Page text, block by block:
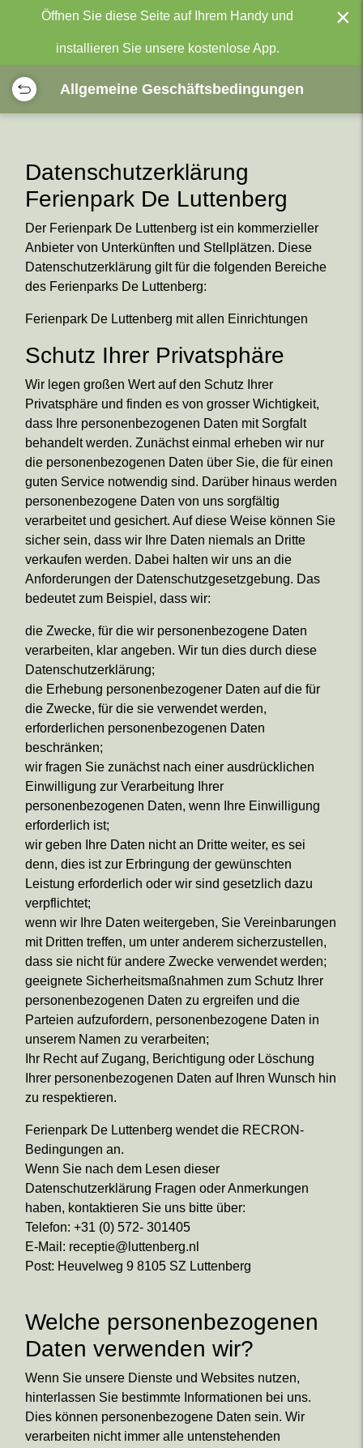
Öffnen Sie diese Seite auf Ihrem Handy und
installieren Sie unsere kostenlose App.
×
Allgemeine Geschäftsbedingungen
Datenschutzerklärung
Ferienpark De Luttenberg
Der Ferienpark De Luttenberg ist ein kommerzieller
Anbieter von Unterkünften und Stellplätzen. Diese
Datenschutzerklärung gilt für die folgenden Bereiche
des Ferienparks De Luttenberg:
Ferienpark De Luttenberg mit allen Einrichtungen
Schutz Ihrer Privatsphäre
Wir legen großen Wert auf den Schutz Ihrer
Privatsphäre und finden es von grosser Wichtigkeit,
dass Ihre personenbezogenen Daten mit Sorgfalt
behandelt werden. Zunächst einmal erheben wir nur
die personenbezogenen Daten über Sie, die für einen
guten Service notwendig sind. Darüber hinaus werden
personenbezogene Daten von uns sorgfältig
verarbeitet und gesichert. Auf diese Weise können Sie
sicher sein, dass wir Ihre Daten niemals an Dritte
verkaufen werden. Dabei halten wir uns an die
Anforderungen der Datenschutzgesetzgebung. Das
bedeutet zum Beispiel, dass wir:
die Zwecke, für die wir personenbezogene Daten
verarbeiten, klar angeben. Wir tun dies durch diese
Datenschutzerklärung;
die Erhebung personenbezogener Daten auf die für
die Zwecke, für die sie verwendet werden,
erforderlichen personenbezogenen Daten
beschränken;
wir fragen Sie zunächst nach einer ausdrücklichen
Einwilligung zur Verarbeitung Ihrer
personenbezogenen Daten, wenn Ihre Einwilligung
erforderlich ist;
wir geben Ihre Daten nicht an Dritte weiter, es sei
denn, dies ist zur Erbringung der gewünschten
Leistung erforderlich oder wir sind gesetzlich dazu
verpflichtet;
wenn wir Ihre Daten weitergeben, Sie Vereinbarungen
mit Dritten treffen, um unter anderem sicherzustellen,
dass sie nicht für andere Zwecke verwendet werden;
geeignete Sicherheitsmaßnahmen zum Schutz Ihrer
personenbezogenen Daten zu ergreifen und die
Parteien aufzufordern, personenbezogene Daten in
unserem Namen zu verarbeiten;
Ihr Recht auf Zugang, Berichtigung oder Löschung
Ihrer personenbezogenen Daten auf Ihren Wunsch hin
zu respektieren.
Ferienpark De Luttenberg wendet die RECRON-
Bedingungen an.
Wenn Sie nach dem Lesen dieser
Datenschutzerklärung Fragen oder Anmerkungen
haben, kontaktieren Sie uns bitte über:
Telefon: +31 (0) 572- 301405
E-Mail: receptie@luttenberg.nl
Post: Heuvelweg 9 8105 SZ Luttenberg
Welche personenbezogenen
Daten verwenden wir?
Wenn Sie unsere Dienste und Websites nutzen,
hinterlassen Sie bestimmte Informationen bei uns.
Dies können personenbezogene Daten sein. Wir
verarbeiten nicht immer alle untenstehenden